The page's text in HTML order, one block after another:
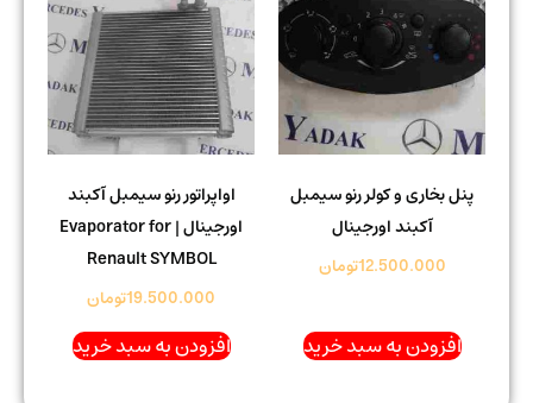
پنل بخاری و کولر رنو سیمبل
آکبند اورجینال
12.500.000تومان
افزودن به سبد خرید
اواپراتور رنو سیمبل آکبند
اورجینال | Evaporator for
Renault SYMBOL
19.500.000تومان
افزودن به سبد خرید